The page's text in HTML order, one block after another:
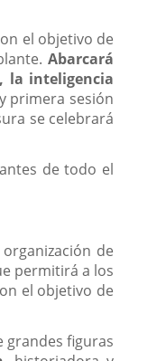
el objetivo de
Abarcará
la inteligencia
primera sesión
se celebrará
de todo el
de
permitirá a los
el objetivo de
grandes figuras